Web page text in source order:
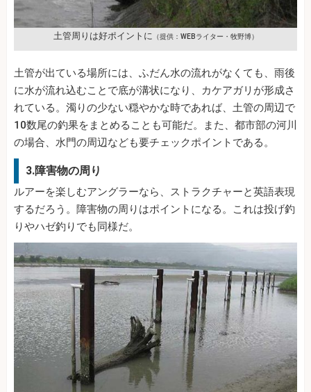
土管周りは好ポイントに （提供：WEBライター・牧野博）
土管が出ている場所には、ふだん水の流れがなくても、雨後
に水が流れ込むことで底が溝状になり、カケアガリが形成さ
れている。濁りの少ない穏やかな時であれば、土管の周辺で
10数尾の釣果をまとめることも可能だ。また、都市部の河川
の場合、水門の周辺なども要チェックポイントである。
3.障害物の周り
ルアーを楽しむアングラーなら、ストラクチャーと英語表現
するだろう。障害物の周りはポイントになる。これは投げ釣
りやハゼ釣りでも同様だ。